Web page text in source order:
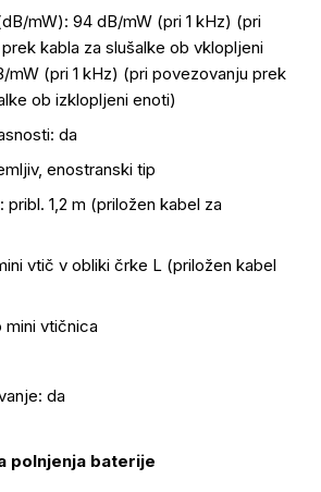
mW): 94 dB/mW (pri 1 kHz) (pri
kabla za slušalke ob vklopljeni
mW (pri 1 kHz) (pri povezovanju prek
ob izklopljeni enoti)
da
enostranski tip
pribl. 1,2 m (priložen kabel za
vtič v obliki črke L (priložen kabel
mini vtičnica
da
polnjenja baterije